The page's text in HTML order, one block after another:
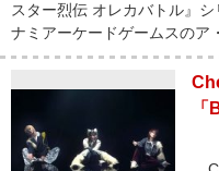
スター烈伝 オレカバトル』
ナミアーケードゲームスのア